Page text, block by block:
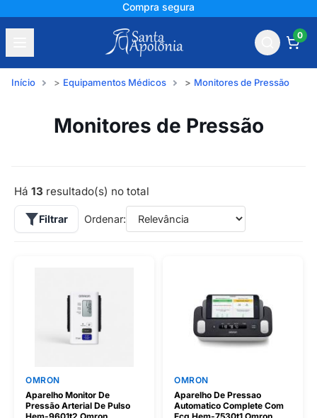
Compra segura
0
Início Equipamentos Médicos Monitores de Pressão
Monitores de Pressão
Há 13 resultado(s) no total
Filtrar Ordenar:
OMRON
Aparelho Monitor De
Pressão Arterial De Pulso
OMRON
Aparelho De Pressao
Automatico Complete Com